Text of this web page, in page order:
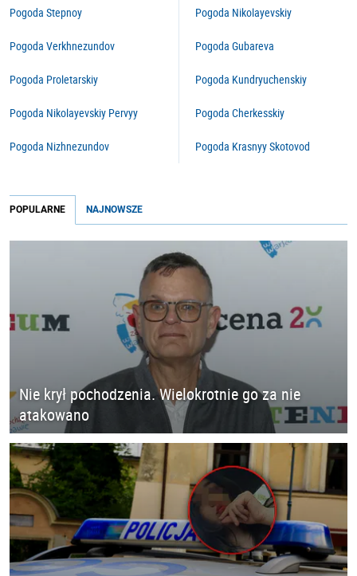
Pogoda Stepnoy
Pogoda Verkhnezundov
Pogoda Proletarskiy
Pogoda Nikolayevskiy Pervyy
Pogoda Nizhnezundov
Pogoda Nikolayevskiy
Pogoda Gubareva
Pogoda Kundryuchenskiy
Pogoda Cherkesskiy
Pogoda Krasnyy Skotovod
POPULARNE NAJNOWSZE
Nie krył pochodzenia. Wielokrotnie go za nie
atakowano